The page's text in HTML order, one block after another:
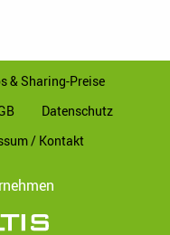
& Sharing-Preise
Datenschutz
/ Kontakt